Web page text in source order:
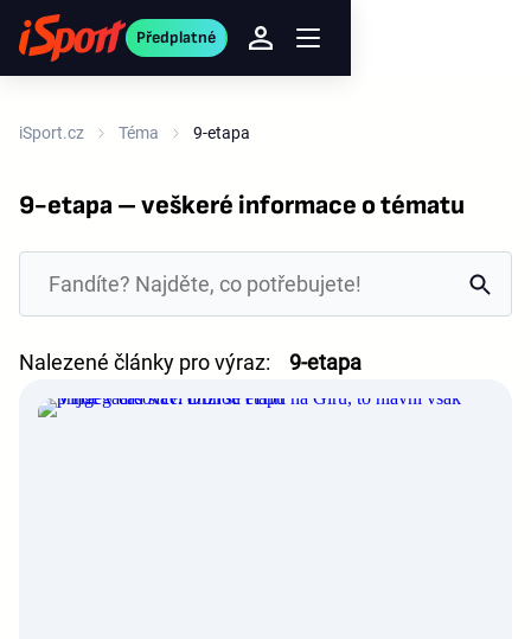
Předplatné
iSport.cz Téma 9-etapa
9-etapa – veškeré informace o tématu
Nalezené články pro výraz: 9-etapa